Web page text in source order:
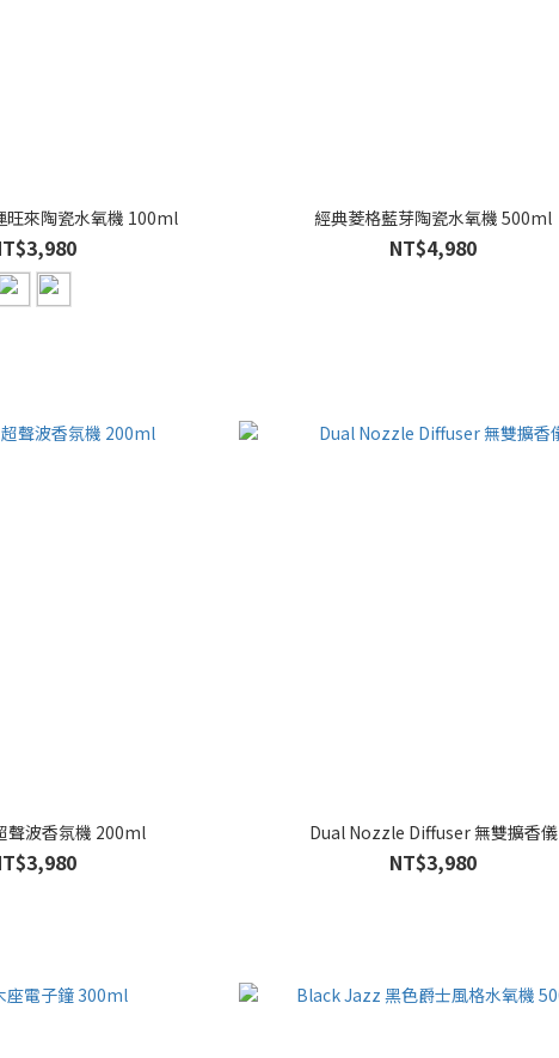
來陶瓷水氧機 100ml 經典菱格藍芽陶瓷水氧機 500ml
NT$4,980
聲波香氛機 200ml Dual Nozzle Diffuser 無雙擴香儀
NT$3,980